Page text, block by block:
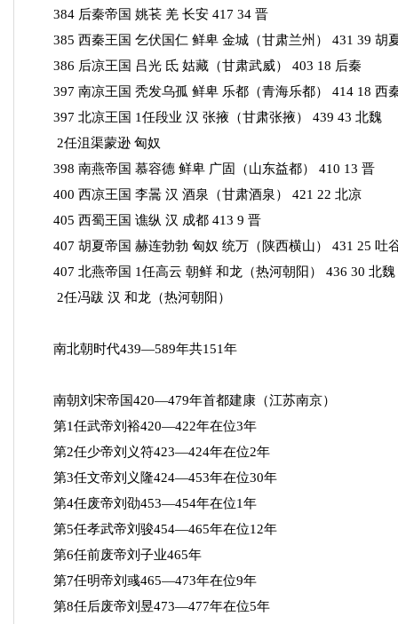
384 后秦帝国 姚苌 羌 长安 417 34 晋
385 西秦王国 乞伏国仁 鲜卑 金城（甘肃兰州） 431 39 胡
386 后凉王国 吕光 氐 姑藏（甘肃武威） 403 18 后秦
397 南凉王国 秃发乌孤 鲜卑 乐都（青海乐都） 414 18 西
397 北凉王国 1任段业 汉 张掖（甘肃张掖） 439 43 北魏
2任沮渠蒙逊 匈奴
398 南燕帝国 慕容德 鲜卑 广固（山东益都） 410 13 晋
400 西凉王国 李暠 汉 酒泉（甘肃酒泉） 421 22 北凉
405 西蜀王国 谯纵 汉 成都 413 9 晋
407 胡夏帝国 赫连勃勃 匈奴 统万（陕西横山） 431 25 吐
407 北燕帝国 1任高云 朝鲜 和龙（热河朝阳） 436 30 北魏
2任冯跋 汉 和龙（热河朝阳）
南北朝时代439—589年共151年
南朝刘宋帝国420—479年首都建康（江苏南京）
第1任武帝刘裕420—422年在位3年
第2任少帝刘义符423—424年在位2年
第3任文帝刘义隆424—453年在位30年
第4任废帝刘劭453—454年在位1年
第5任孝武帝刘骏454—465年在位12年
第6任前废帝刘子业465年
第7任明帝刘彧465—473年在位9年
第8任后废帝刘昱473—477年在位5年